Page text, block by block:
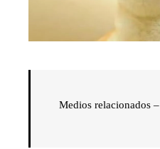
Medios relacionados –